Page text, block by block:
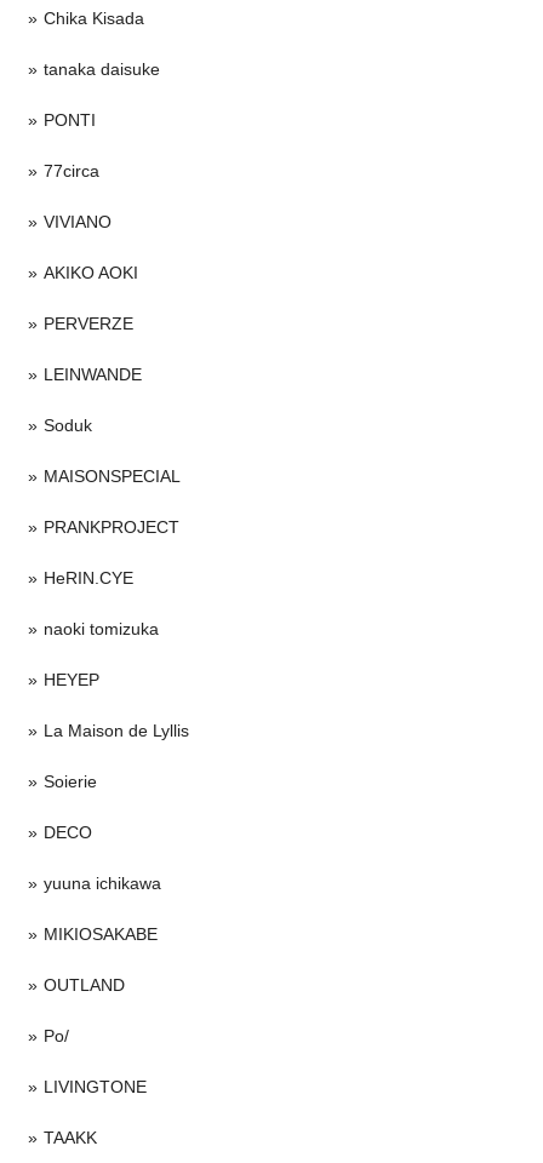
Chika Kisada
tanaka daisuke
PONTI
77circa
VIVIANO
AKIKO AOKI
PERVERZE
LEINWANDE
Soduk
MAISONSPECIAL
PRANKPROJECT
HeRIN.CYE
naoki tomizuka
HEYEP
La Maison de Lyllis
Soierie
DECO
yuuna ichikawa
MIKIOSAKABE
OUTLAND
Po/
LIVINGTONE
TAAKK